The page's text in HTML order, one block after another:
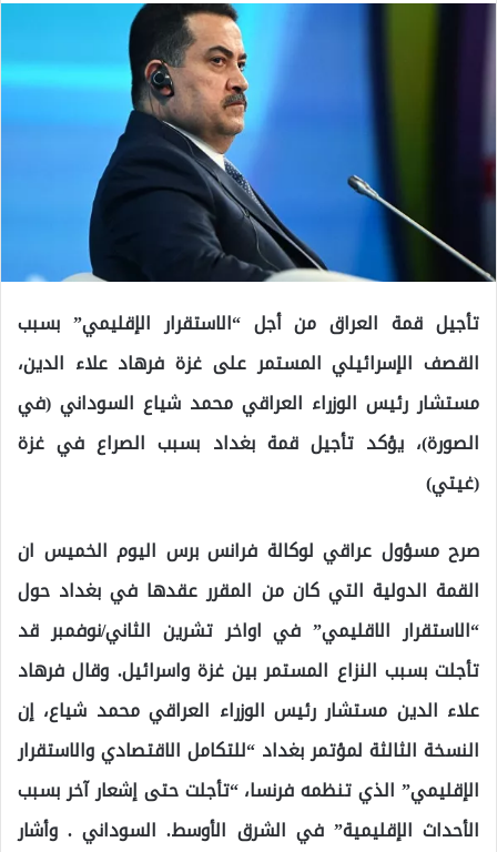
تأجيل قمة العراق من أجل “الاستقرار الإقليمي” بسبب
القصف الإسرائيلي المستمر على غزة فرهاد علاء الدين،
مستشار رئيس الوزراء العراقي محمد شياع السوداني (في
الصورة)، يؤكد تأجيل قمة بغداد بسبب الصراع في غزة
(غيتي)
صرح مسؤول عراقي لوكالة فرانس برس اليوم الخميس ان
القمة الدولية التي كان من المقرر عقدها في بغداد حول
“الاستقرار الاقليمي” في اواخر تشرين الثاني/نوفمبر قد
تأجلت بسبب النزاع المستمر بين غزة واسرائيل. وقال فرهاد
علاء الدين مستشار رئيس الوزراء العراقي محمد شياع، إن
النسخة الثالثة لمؤتمر بغداد “للتكامل الاقتصادي والاستقرار
الإقليمي” الذي تنظمه فرنسا، “تأجلت حتى إشعار آخر بسبب
الأحداث الإقليمية” في الشرق الأوسط. السوداني . وأشار